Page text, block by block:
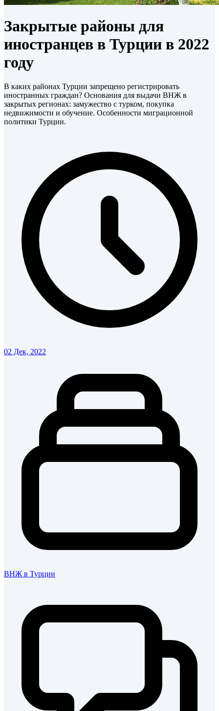
Закрытые районы для
иностранцев в Турции в 2022
году
В каких районах Турции запрещено регистрировать
иностранных граждан? Основания для выдачи ВНЖ в
закрытых регионах: замужество с турком, покупка
недвижимости и обучение. Особенности миграционной
политики Турции.
02 Дек, 2022
ВНЖ в Турции